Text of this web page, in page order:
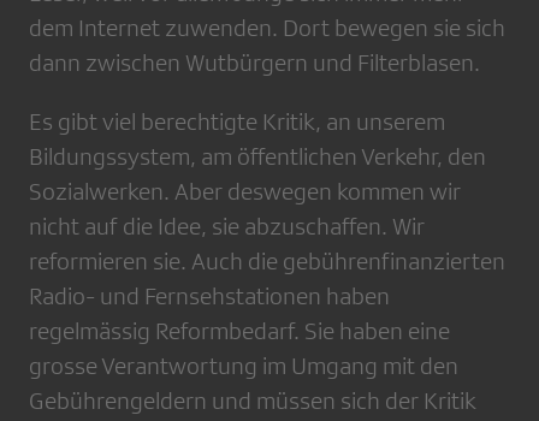
dem Internet zuwenden. Dort bewegen sie sich
dann zwischen Wutbürgern und Filterblasen.
Es gibt viel berechtigte Kritik, an unserem
Bildungssystem, am öffentlichen Verkehr, den
Sozialwerken. Aber deswegen kommen wir
nicht auf die Idee, sie abzuschaffen. Wir
reformieren sie. Auch die gebührenfinanzierten
Radio- und Fernsehstationen haben
regelmässig Reformbedarf. Sie haben eine
grosse Verantwortung im Umgang mit den
Gebührengeldern und müssen sich der Kritik